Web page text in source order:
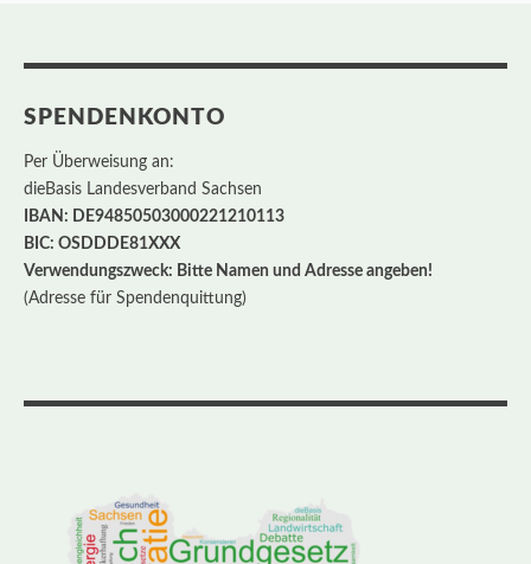
SPENDENKONTO
Per Überweisung an:
dieBasis Landesverband Sachsen
IBAN: DE94850503000221210113
BIC: OSDDDE81XXX
Verwendungszweck: Bitte Namen und Adresse angeben!
(Adresse für Spendenquittung)